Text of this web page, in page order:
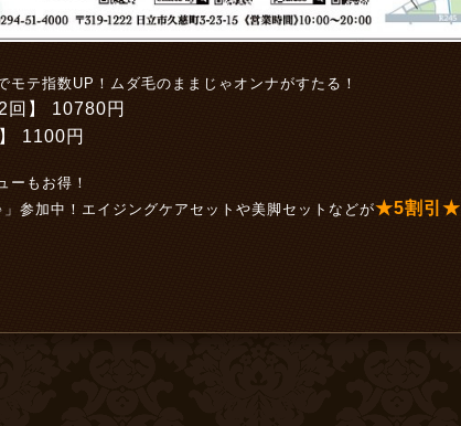
モテ指数UP！ムダ毛のままじゃオンナがすたる！
】 10780円
1100円
ーもお得！
」参加中！エイジングケアセットや美脚セットなどが★5割引★